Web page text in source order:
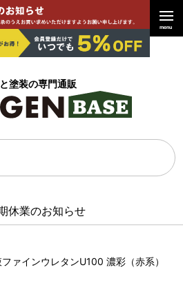
塗装の専門通販
休業のお知らせ
menu
ァインウレタンU100 濃彩（赤系）